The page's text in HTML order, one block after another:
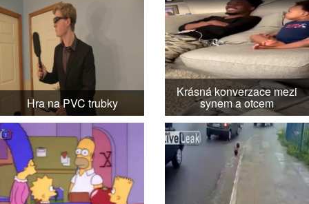
Hra na PVC trubky
Krásná konverzace mezi
synem a otcem